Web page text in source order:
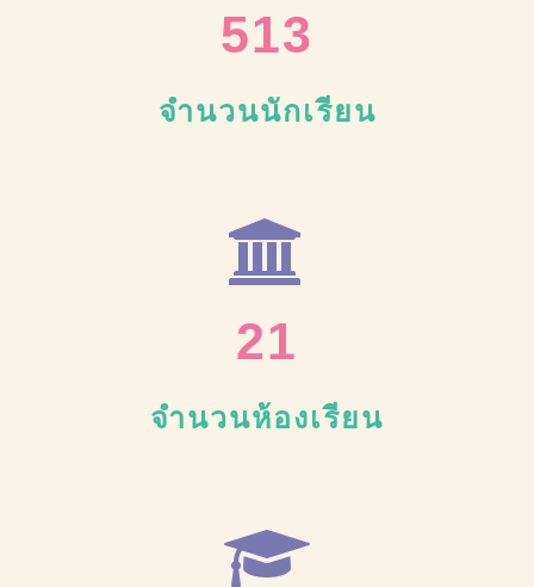
513
จำนวนนักเรียน
21
จำนวนห้องเรียน